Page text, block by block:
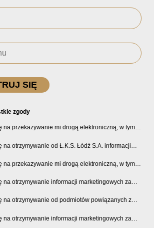
zgody
na przekazywanie mi drogą elektroniczną, w tym
newslettera oraz informacji o zniżkach,
biletach, karnetach, ofercie sklepu U2
bilety.lkslodz.pl i innych produktach oraz
przez Ł.K.S. Łódź S.A.
na otrzymywanie od Ł.K.S. Łódź S.A. informacji
działalności spółki, ofert, wydarzeń i
wiadomości SMS oraz połączeń
na przekazywanie mi drogą elektroniczną, w tym
handlowych i marketingowych o
i działalnościSponsorów i PartnerówŁ.K.S.
na otrzymywanie informacji marketingowych za
SMS oraz połączeń telefonicznych
PartnerówŁ.K.S. Łódź S.A.
na otrzymywanie od podmiotów powiązanych z
tj. Fundacji ŁKS oraz Sport Catering sp. z
oraz informacji handlowych o
usługach i działalności drogą
na otrzymywanie informacji marketingowych za